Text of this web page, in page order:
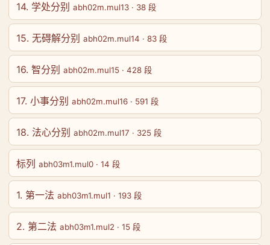
14. 学处分别 abh02m.mul13 · 38 段
15. 无碍解分别 abh02m.mul14 · 83 段
16. 智分别 abh02m.mul15 · 428 段
17. 小事分别 abh02m.mul16 · 591 段
18. 法心分别 abh02m.mul17 · 325 段
标列 abh03m1.mul0 · 14 段
1. 第一法 abh03m1.mul1 · 193 段
2. 第二法 abh03m1.mul2 · 15 段